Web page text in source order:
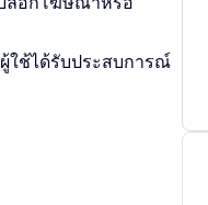
ใช้ได้รับประสบการณ์